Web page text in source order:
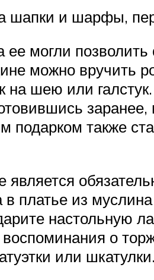
и шарфы,
могли
можно
на шею или
подарком также
платье из
настольную
о
или шкатулки.